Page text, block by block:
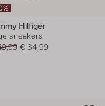
Hilfiger
sneakers
€ 34,99